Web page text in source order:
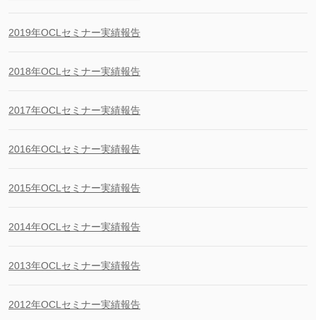
2019年OCLセミナー実績報告
2018年OCLセミナー実績報告
2017年OCLセミナー実績報告
2016年OCLセミナー実績報告
2015年OCLセミナー実績報告
2014年OCLセミナー実績報告
2013年OCLセミナー実績報告
2012年OCLセミナー実績報告